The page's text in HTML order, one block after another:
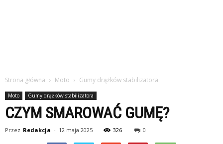
Strona główna Moto Gumy drążków stabilizatora
Moto Gumy drążków stabilizatora
CZYM SMAROWAĆ GUMĘ?
Przez Redakcja - 12 maja 2025 326 0